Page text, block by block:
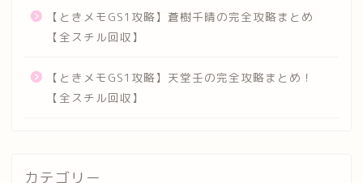
【ときメモGS1攻略】蒼樹千晴の完全攻略まとめ
【全スチル回収】
【ときメモGS1攻略】天堂壬の完全攻略まとめ！
【全スチル回収】
カテゴリー